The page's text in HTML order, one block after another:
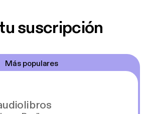
suscripción
Más populares